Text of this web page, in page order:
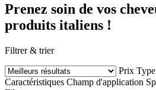
Prenez soin de vos
produits italiens !
Filtrer & trier
Prix
Caractéristiques Champ d'application